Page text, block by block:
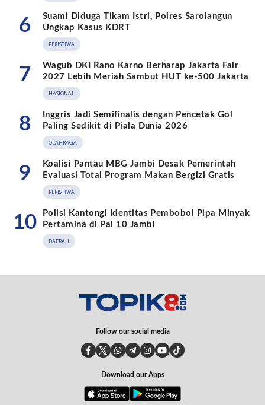
6
Suami Diduga Tikam Istri, Polres Sarolangun
Ungkap Kasus KDRT
PERISTIWA
7
Wagub DKI Rano Karno Berharap Jakarta Fair
2027 Lebih Meriah Sambut HUT ke-500 Jakarta
NASIONAL
8
Inggris Jadi Semifinalis dengan Pencetak Gol
Paling Sedikit di Piala Dunia 2026
OLAHRAGA
9
Koalisi Pantau MBG Jambi Desak Pemerintah
Evaluasi Total Program Makan Bergizi Gratis
PERISTIWA
10
Polisi Kantongi Identitas Pembobol Pipa Minyak
Pertamina di Pal 10 Jambi
DAERAH
Follow our social media
Download our Apps